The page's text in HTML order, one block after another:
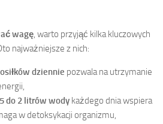
wagę , warto przyjąć kilka kluczowych
najważniejsze z nich:
dziennie pozwala na utrzymanie
do 2 litrów wody każdego dnia wspiera
w detoksykacji organizmu,